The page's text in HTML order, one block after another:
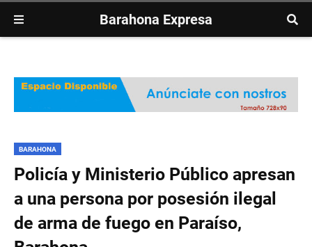
Barahona Expresa
BARAHONA
Policía y Ministerio Público apresan
a una persona por posesión ilegal
de arma de fuego en Paraíso,